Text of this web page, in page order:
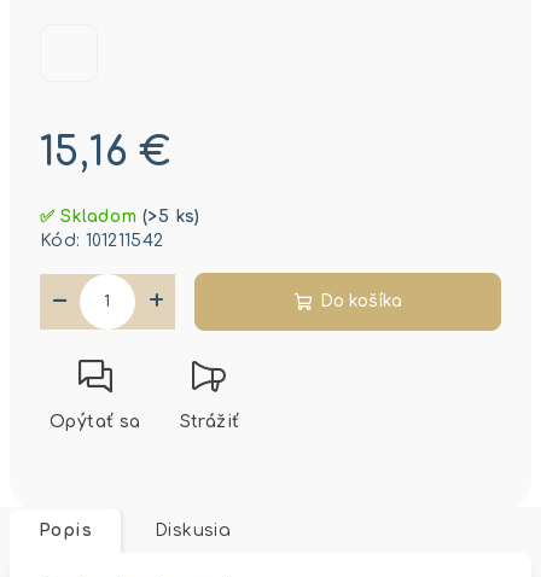
15,16 €
cena:
✅ Skladom(>5 ks)
Kód: 101211542
+
− Do košíka
Opýtať sa Strážiť
Popis Diskusia